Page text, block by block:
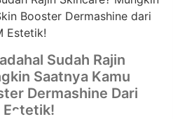
Sudah Rajin
Saatnya Kamu
Dermashine Dari
Estetik!